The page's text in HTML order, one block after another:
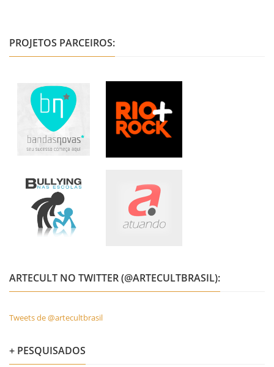
PROJETOS PARCEIROS:
ARTECULT NO TWITTER (@ARTECULTBRASIL):
Tweets de @artecultbrasil
+ PESQUISADOS